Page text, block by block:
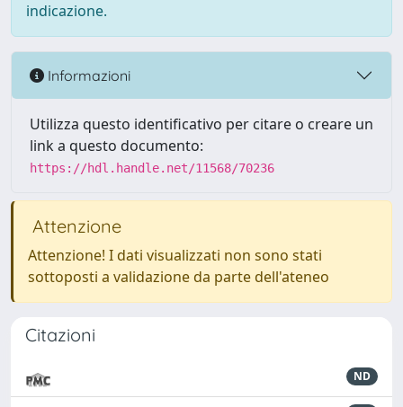
indicazione.
Informazioni
Utilizza questo identificativo per citare o creare un
link a questo documento:
https://hdl.handle.net/11568/70236
Attenzione
Attenzione! I dati visualizzati non sono stati
sottoposti a validazione da parte dell'ateneo
Citazioni
ND